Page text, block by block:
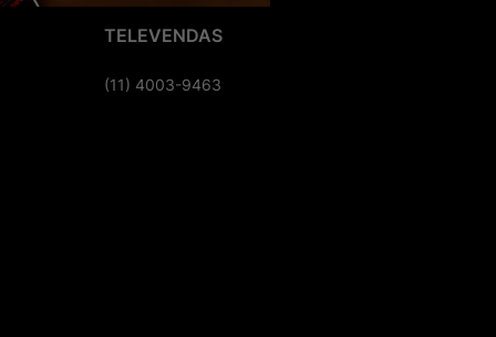
TELEVENDAS
(11) 4003-9463